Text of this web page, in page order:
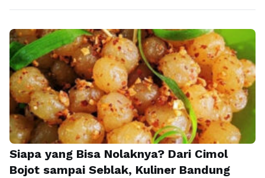
Siapa yang Bisa Nolaknya? Dari Cimol
Bojot sampai Seblak, Kuliner Bandung